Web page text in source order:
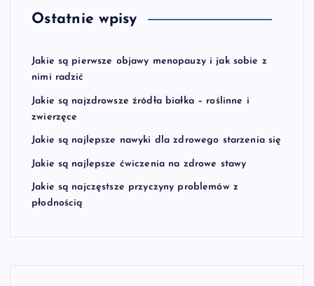
Ostatnie wpisy
Jakie są pierwsze objawy menopauzy i jak sobie z
nimi radzić
Jakie są najzdrowsze źródła białka – roślinne i
zwierzęce
Jakie są najlepsze nawyki dla zdrowego starzenia się
Jakie są najlepsze ćwiczenia na zdrowe stawy
Jakie są najczęstsze przyczyny problemów z
płodnością